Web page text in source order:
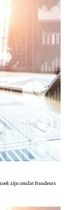
zijn omdat fraudeurs